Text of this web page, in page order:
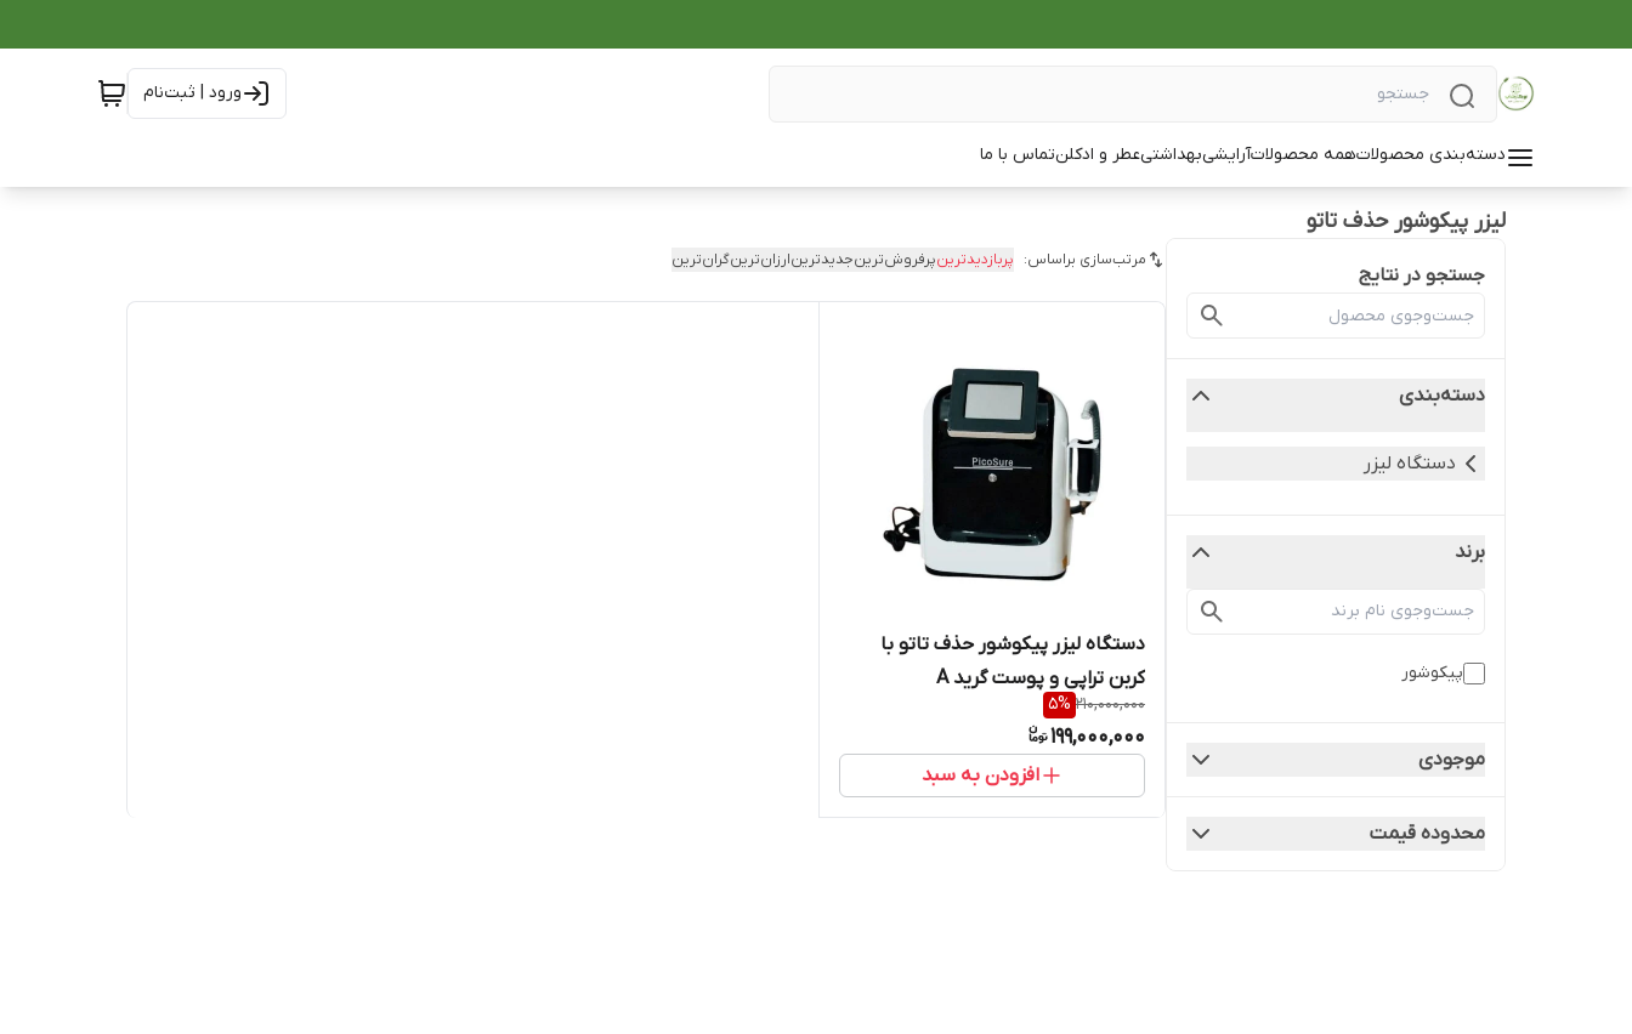
ورود | ثبت‌نام
دسته‌بندی محصولاتهمه محصولاتآرایشیبهداشتیعطر و ادکلنتماس با ما
لیزر پیکوشور حذف تاتو
جستجو در نتایج
دسته‌بندی
دستگاه لیزر
برند
پیکوشور
موجودی
محدوده قیمت
مرتب‌سازی براساس: پربازدیدترینپرفروش‌ترینجدیدترینارزان‌ترینگران‌ترین
دستگاه لیزر پیکوشور حذف تاتو با
کربن تراپی و پوست گرید A
210,000,000
5%
199,000,000
افزودن به سبد